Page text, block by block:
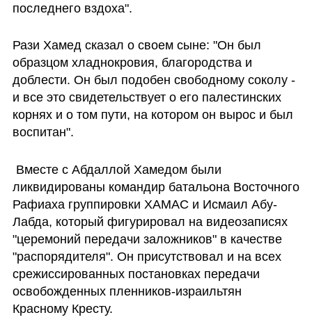
последнего вздоха".
Рази Хамед сказал о своем сыне: "Он был
образцом хладнокровия, благородства и
доблести. Он был подобен свободному соколу -
и все это свидетельствует о его палестинских
корнях и о том пути, на котором он вырос и был
воспитан".
ликвидированы командир батальона Восточного
Рафиаха группировки ХАМАС и Исмаил Абу-
Лабда, который фигурировал на видеозаписях
"церемоний передачи заложников" в качестве
"распорядителя". Он присутствовал и на всех
срежиссированных постановках передачи
освобожденных пленников-израильтян
Красному Кресту.